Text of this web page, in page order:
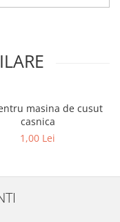
masina de cusut
casnica
1,00 Lei